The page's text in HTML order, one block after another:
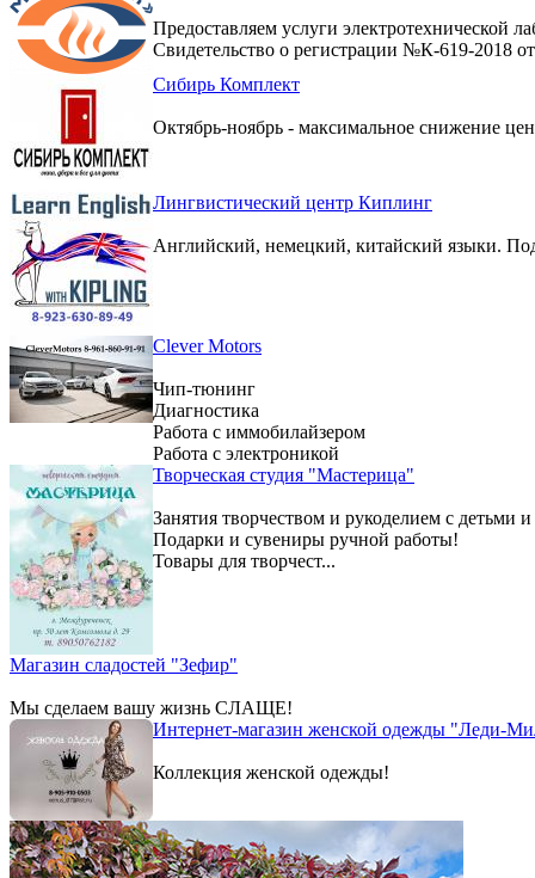
Предоставляем услуги электротехнической
Свидетельство о регистрации №К-619-2018 от
Сибирь Комплект
Октябрь-ноябрь - максимальное снижение
Лингвистический центр Киплинг
Английский, немецкий, китайский языки.
Clever Motors
Чип-тюнинг
Диагностика
Работа с иммобилайзером
Работа с электроникой
Творческая студия "Мастерица"
Занятия творчеством и рукоделием с детьми
Подарки и сувениры ручной работы!
Товары для творчест...
Магазин сладостей "Зефир"
Мы сделаем вашу жизнь СЛАЩЕ!
Интернет-магазин женской одежды "Леди-
Коллекция женской одежды!